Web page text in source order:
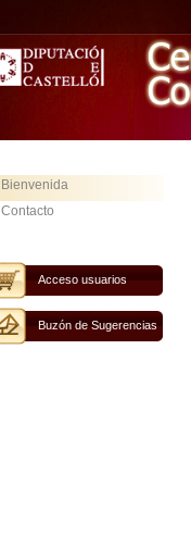
Bienvenida
Contacto
Acceso usuarios
Buzón de Sugerencias